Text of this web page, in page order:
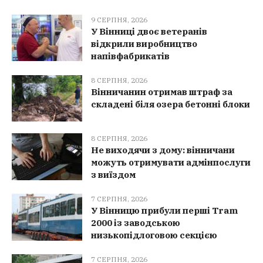
9 СЕРПНЯ, 2026
У Вінниці двоє ветеранів
відкрили виробництво
напівфабрикатів
8 СЕРПНЯ, 2026
Вінничанин отримав штраф за
складені біля озера бетонні блоки
8 СЕРПНЯ, 2026
Не виходячи з дому: вінничани
можуть отримувати адмінпослуги
з виїздом
7 СЕРПНЯ, 2026
У Вінницю прибули перші Tram
2000 із заводською
низькопідлоговою секцією
7 СЕРПНЯ, 2026